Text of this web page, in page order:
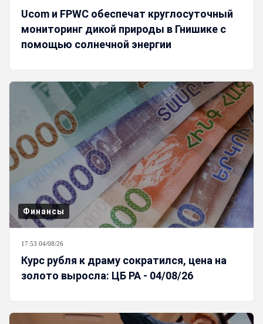
Ucom и FPWC обеспечат круглосуточный
мониторинг дикой природы в Гнишике с
помощью солнечной энергии
Финансы
17:53 04/08/26
Курс рубля к драму сократился, цена на
золото выросла: ЦБ РА - 04/08/26